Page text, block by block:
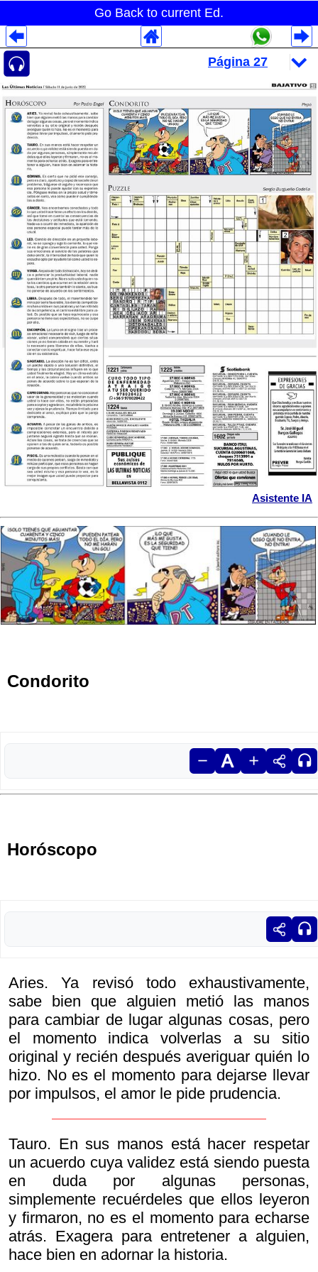
Go Back to current Ed.
Asistente IA
Condorito
Horóscopo
Aries. Ya revisó todo exhaustivamente,
sabe bien que alguien metió las manos
para cambiar de lugar algunas cosas, pero
el momento indica volverlas a su sitio
original y recién después averiguar quién lo
hizo. No es el momento para dejarse llevar
por impulsos, el amor le pide prudencia.
Tauro. En sus manos está hacer respetar
un acuerdo cuya validez está siendo puesta
en duda por algunas personas,
simplemente recuérdeles que ellos leyeron
y firmaron, no es el momento para echarse
atrás. Exagera para entretener a alguien,
hace bien en adornar la historia.
Despliegues Analytics
Despliegues Totales
Despliegues por Rubros